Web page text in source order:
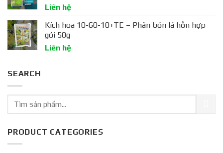
Liên hệ
Kích hoa 10-60-10+TE – Phân bón lá hỗn hợp
gói 50g
Liên hệ
SEARCH
PRODUCT CATEGORIES